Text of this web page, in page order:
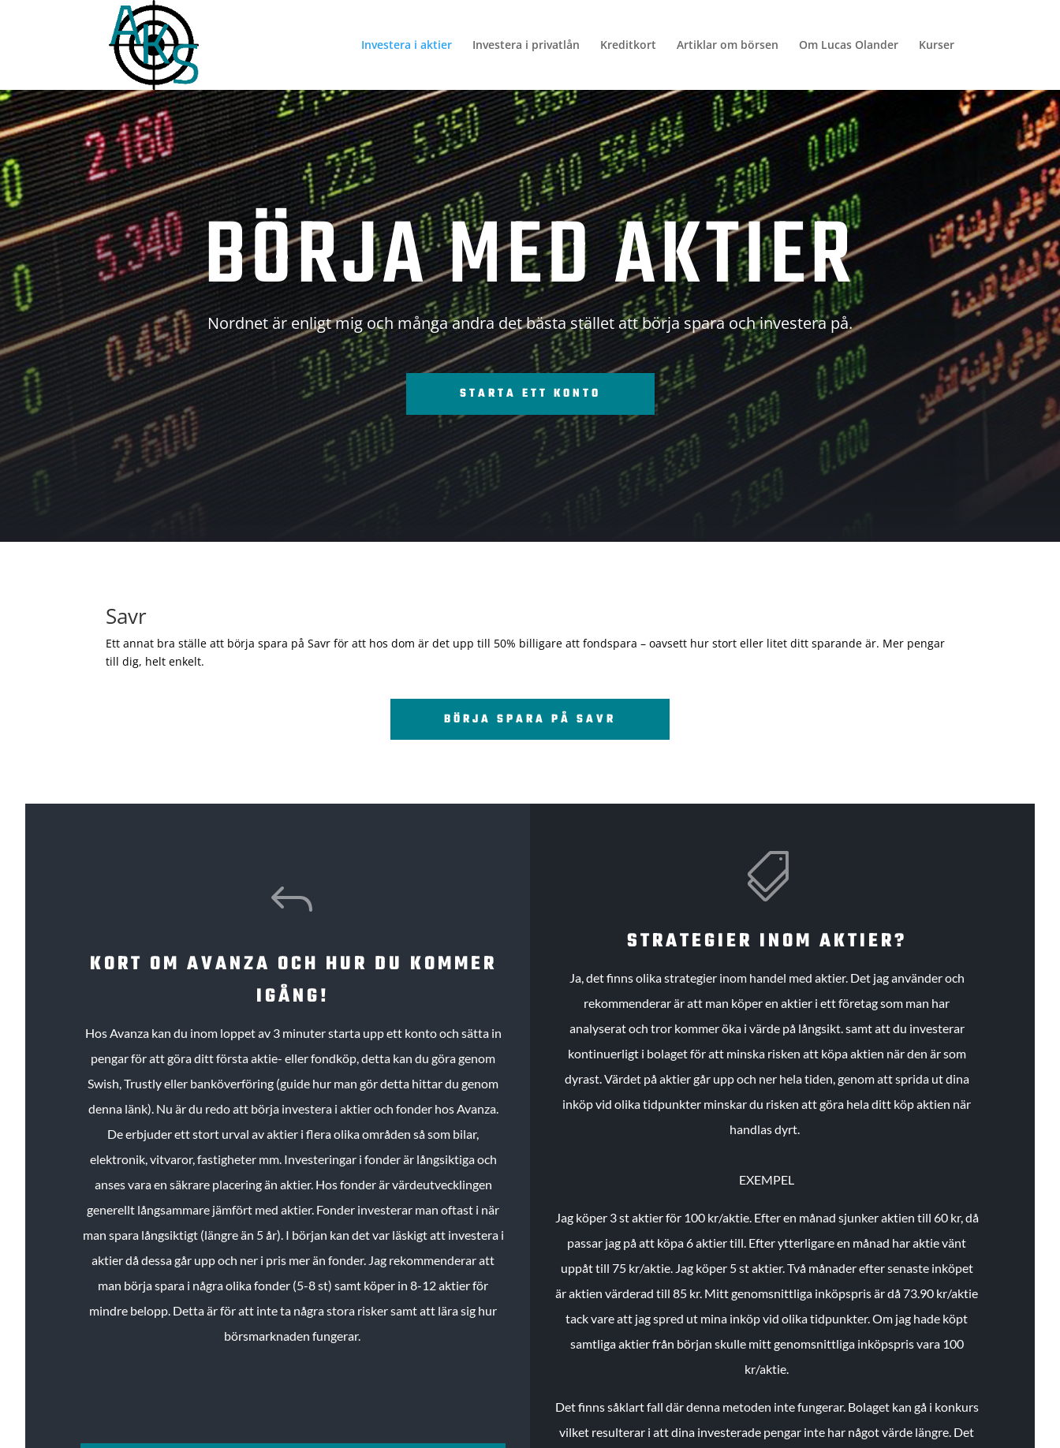
Investera i aktier Investera i privatlån Kreditkort Artiklar om börsen Om Lucas Olander Kurser
BÖRJA MED AKTIER
Nordnet är enligt mig och många andra det bästa stället att börja spara och investera på.
STARTA ETT KONTO
Savr
Ett annat bra ställe att börja spara på Savr för att hos dom är det upp till 50% billigare att fondspara – oavsett hur stort eller litet ditt sparande är. Mer pengar
till dig, helt enkelt.
BÖRJA SPARA PÅ SAVR
J
KORT OM AVANZA OCH HUR DU KOMMER
IGÅNG!
Hos Avanza kan du inom loppet av 3 minuter starta upp ett konto och sätta in
pengar för att göra ditt första aktie- eller fondköp, detta kan du göra genom
Swish, Trustly eller banköverföring (guide hur man gör detta hittar du genom
denna länk). Nu är du redo att börja investera i aktier och fonder hos Avanza.
De erbjuder ett stort urval av aktier i flera olika områden så som bilar,
elektronik, vitvaror, fastigheter mm. Investeringar i fonder är långsiktiga och
anses vara en säkrare placering än aktier. Hos fonder är värdeutvecklingen
generellt långsammare jämfört med aktier. Fonder investerar man oftast i när
man spara långsiktigt (längre än 5 år). I början kan det var läskigt att investera i
aktier då dessa går upp och ner i pris mer än fonder. Jag rekommenderar att
man börja spara i några olika fonder (5-8 st) samt köper in 8-12 aktier för
mindre belopp. Detta är för att inte ta några stora risker samt att lära sig hur
börsmarknaden fungerar.

STRATEGIER INOM AKTIER?
Ja, det finns olika strategier inom handel med aktier. Det jag använder och
rekommenderar är att man köper en aktier i ett företag som man har
analyserat och tror kommer öka i värde på långsikt. samt att du investerar
kontinuerligt i bolaget för att minska risken att köpa aktien när den är som
dyrast. Värdet på aktier går upp och ner hela tiden, genom att sprida ut dina
inköp vid olika tidpunkter minskar du risken att göra hela ditt köp aktien när
handlas dyrt.
EXEMPEL
Jag köper 3 st aktier för 100 kr/aktie. Efter en månad sjunker aktien till 60 kr, då
passar jag på att köpa 6 aktier till. Efter ytterligare en månad har aktie vänt
uppåt till 75 kr/aktie. Jag köper 5 st aktier.Två månader efter senaste inköpet
är aktien värderad till 85 kr. Mitt genomsnittliga inköpspris är då 73.90 kr/aktie
tack vare att jag spred ut mina inköp vid olika tidpunkter. Om jag hade köpt
samtliga aktier från början skulle mitt genomsnittliga inköpspris vara 100
kr/aktie.
Det finns såklart fall där denna metoden inte fungerar. Bolaget kan gå i konkurs
vilket resulterar i att dina investerade pengar inte har något värde längre. Det